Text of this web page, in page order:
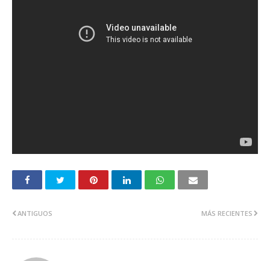
MÁS RECIENTES
ANTIGUOS